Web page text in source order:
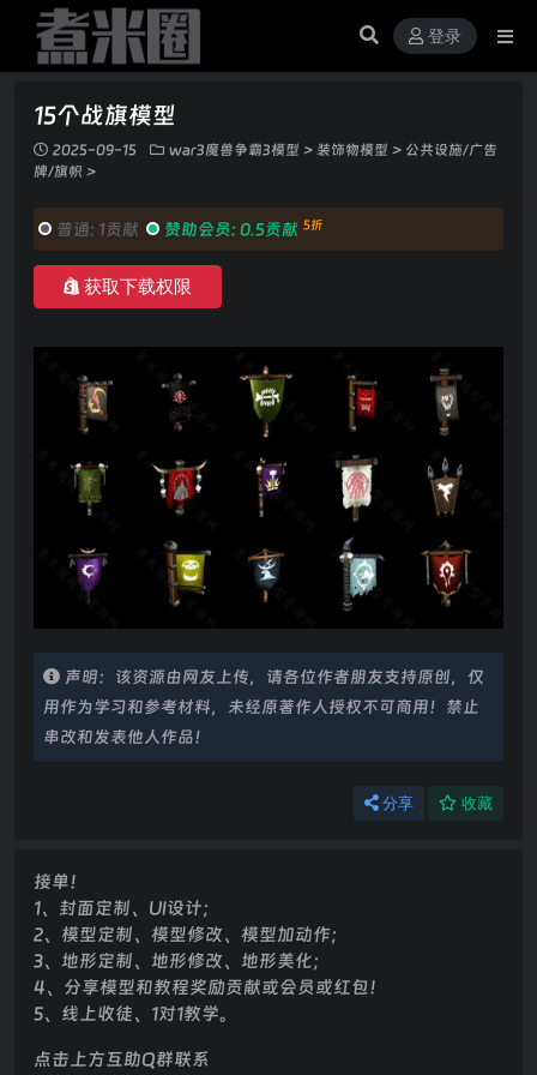
登录
15个战旗模型
2025-09-15 war3魔兽争霸3模型 > 装饰物模型 > 公共设施/广告
牌/旗帜 >
普通: 1贡献 赞助会员: 0.5贡献 5折
获取下载权限
声明：该资源由网友上传，请各位作者朋友支持原创，仅
用作为学习和参考材料，未经原著作人授权不可商用！禁止
串改和发表他人作品！
分享 收藏
接单！
1、封面定制、UI设计；
2、模型定制、模型修改、模型加动作；
3、地形定制、地形修改、地形美化；
4、分享模型和教程奖励贡献或会员或红包！
5、线上收徒、1对1教学。
点击上方互助Q群联系